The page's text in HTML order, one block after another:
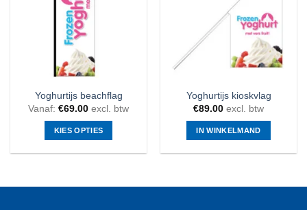
Yoghurtijs beachflag
Vanaf: €69.00 excl. btw
KIES OPTIES
meerdere
Yoghurtijs kioskvlag
€89.00 excl. btw
IN WINKELMAND